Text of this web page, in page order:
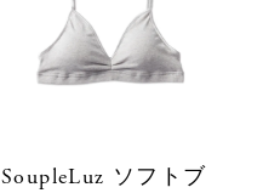
SoupleLuz ソフトブ